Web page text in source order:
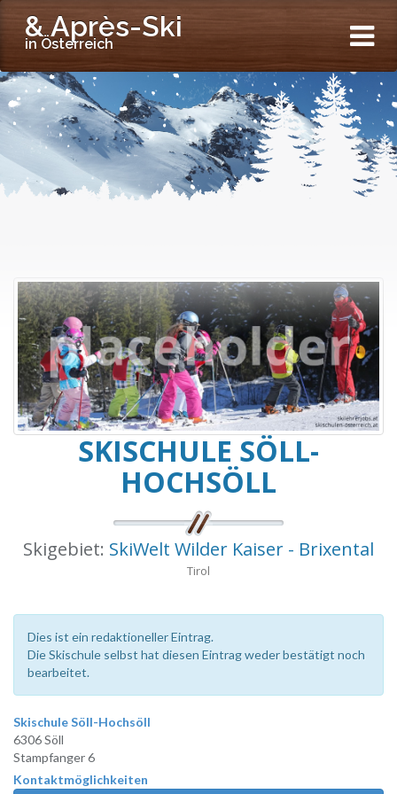
& Après-Ski
in Österreich
SKISCHULE SÖLL-
HOCHSÖLL
Skigebiet: SkiWelt Wilder Kaiser - Brixental
Tirol
Dies ist ein redaktioneller Eintrag.
Die Skischule selbst hat diesen Eintrag weder bestätigt noch
bearbeitet.
Skischule Söll-Hochsöll
6306 Söll
Stampfanger 6
Kontaktmöglichkeiten